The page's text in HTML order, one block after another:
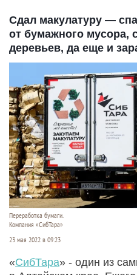
Сдал макулатуру —
от бумажного мусора,
деревьев, да еще и
Переработка бумаги.
Компания «СибТара»
23 мая 2022 в 09:23
«СибТара» - один из